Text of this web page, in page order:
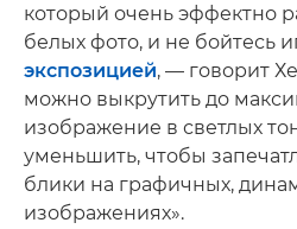
который очень эффектно
белых фото, и не бойтесь
экспозицией, — говорит
можно выкрутить до
изображение в светлых
уменьшить, чтобы
блики на графичных,
изображениях».